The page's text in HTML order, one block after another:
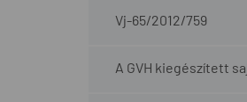
Vj-65/2012/759
A GVH kiegészített